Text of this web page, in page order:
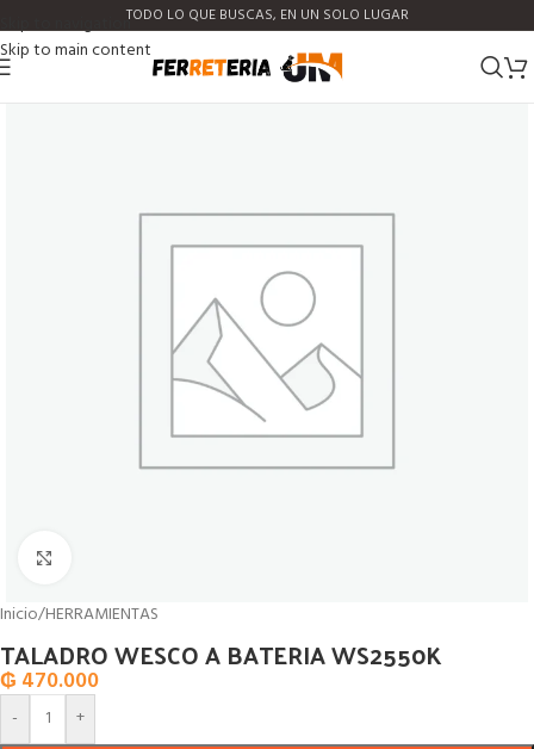
Skip to navigation
Skip to main content
TODO LO QUE BUSCAS, EN UN SOLO LUGAR
Inicio/HERRAMIENTAS
TALADRO WESCO A BATERIA WS2550K
₲ 470.000
- +